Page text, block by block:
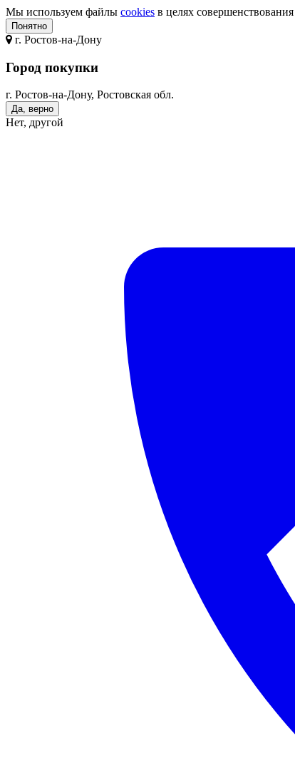
Мы используем файлы cookies в целях
Понятно
г. Ростов-на-Дону
Город покупки
г. Ростов-на-Дону, Ростовская обл.
Да, верно
Нет, другой